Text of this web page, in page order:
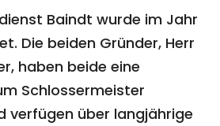
Baindt wurde im Jahr
Die beiden Gründer, Herr
haben beide eine
Schlossermeister
verfügen über langjährige